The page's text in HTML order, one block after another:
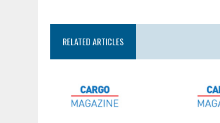
RELATED ARTICLES